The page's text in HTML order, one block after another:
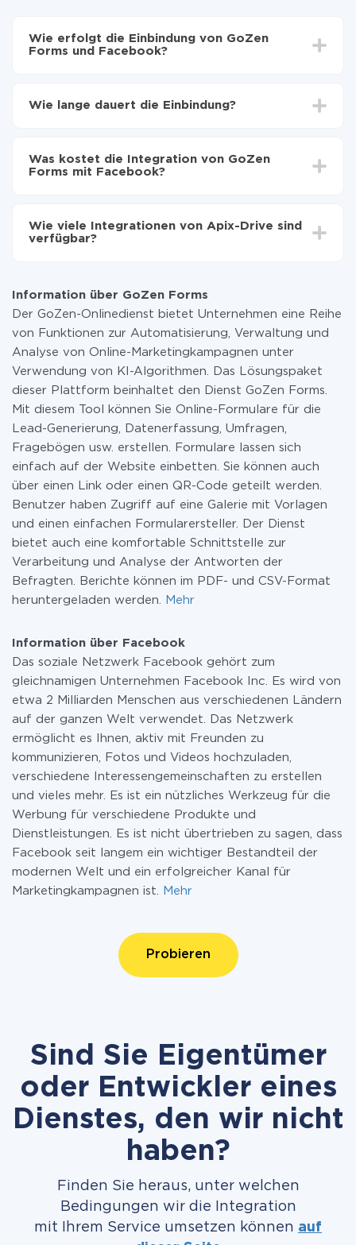
Wie erfolgt die Einbindung von GoZen
Forms und Facebook?
Facebook zu übertragen
Forms auf Facebook übertragen
Wie lange dauert die Einbindung?
Im Durchschnitt dauert es 10-15 Minuten.
Was kostet die Integration von GoZen
Forms mit Facebook?
zahlen nur für die Datenmenge, die über unseren
Service von einem System auf ein anderes übertragen
Weitere Informationen zu Tarifen
Wie viele Integrationen von Apix-Drive sind
verfügbar?
Information über GoZen Forms
Der GoZen-Onlinedienst bietet Unternehmen eine Reihe
von Funktionen zur Automatisierung, Verwaltung und
Analyse von Online-Marketingkampagnen unter
Verwendung von KI-Algorithmen. Das Lösungspaket
dieser Plattform beinhaltet den Dienst GoZen Forms.
Mit diesem Tool können Sie Online-Formulare für die
Lead-Generierung, Datenerfassung, Umfragen,
Fragebögen usw. erstellen. Formulare lassen sich
einfach auf der Website einbetten. Sie können auch
über einen Link oder einen QR-Code geteilt werden.
Benutzer haben Zugriff auf eine Galerie mit Vorlagen
und einen einfachen Formularersteller. Der Dienst
bietet auch eine komfortable Schnittstelle zur
Verarbeitung und Analyse der Antworten der
Befragten. Berichte können im PDF- und CSV-Format
heruntergeladen werden.
Mehr
Information über Facebook
Das soziale Netzwerk Facebook gehört zum
gleichnamigen Unternehmen Facebook Inc. Es wird von
etwa 2 Milliarden Menschen aus verschiedenen Ländern
auf der ganzen Welt verwendet. Das Netzwerk
ermöglicht es Ihnen, aktiv mit Freunden zu
kommunizieren, Fotos und Videos hochzuladen,
verschiedene Interessengemeinschaften zu erstellen
und vieles mehr. Es ist ein nützliches Werkzeug für die
Werbung für verschiedene Produkte und
Dienstleistungen. Es ist nicht übertrieben zu sagen, dass
Facebook seit langem ein wichtiger Bestandteil der
modernen Welt und ein erfolgreicher Kanal für
Marketingkampagnen ist.
Mehr
Probieren
Sind Sie Eigentümer
oder Entwickler eines
Dienstes, den wir nicht
haben?
Finden Sie heraus, unter welchen
Bedingungen wir die Integration
mit Ihrem Service umsetzen können auf